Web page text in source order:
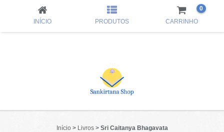
INÍCIO PRODUTOS CARRINHO
0
Início > Livros > Sri Caitanya Bhagavata